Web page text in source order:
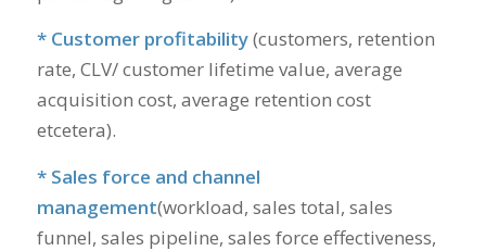
* Customer profitability(customers, retention
rate, CLV/ customer lifetime value, average
acquisition cost, average retention cost
etcetera).
* Sales force and channel
management(workload, sales total, sales
funnel, sales pipeline, sales force effectiveness,